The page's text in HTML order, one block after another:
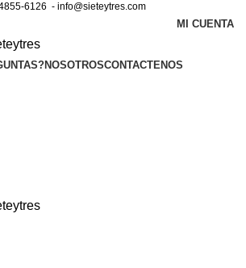
6126 - info@sieteytres.com
MI CUENTA
NOSOTROSCONTACTENOS